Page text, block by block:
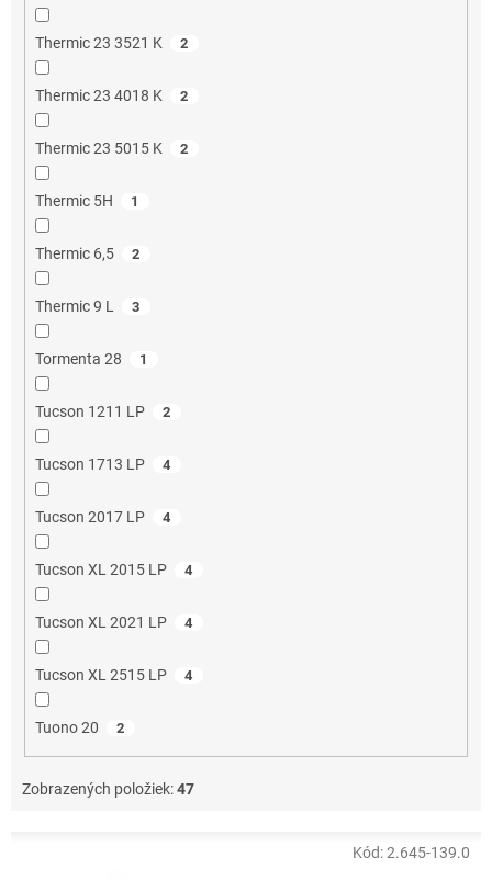
Thermic 23 3521 K 2
Thermic 23 4018 K 2
Thermic 23 5015 K 2
Thermic 5H 1
Thermic 6,5 2
Thermic 9 L 3
Tormenta 28 1
Tucson 1211 LP 2
Tucson 1713 LP 4
Tucson 2017 LP 4
Tucson XL 2015 LP 4
Tucson XL 2021 LP 4
Tucson XL 2515 LP 4
Tuono 20 2
Zobrazených položiek:47
Kód:2.645-139.0